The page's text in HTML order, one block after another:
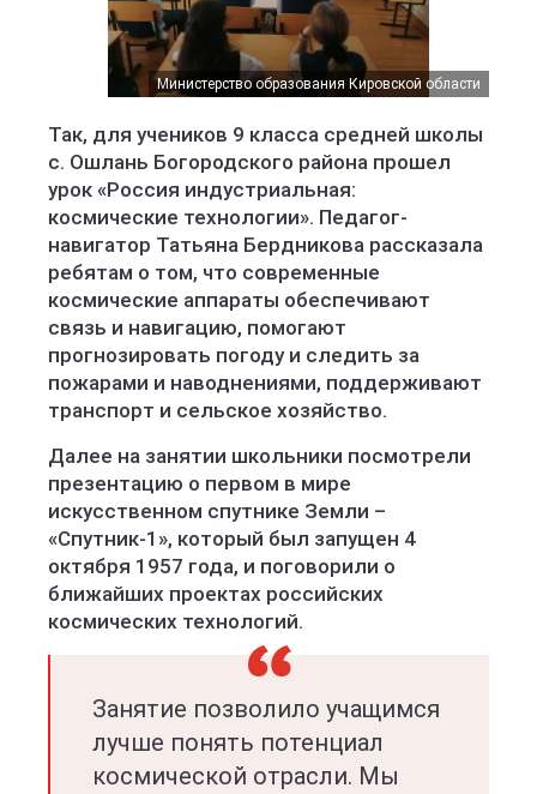
Министерство образования Кировской области
Так, для учеников 9 класса средней школы
с. Ошлань Богородского района прошел
урок «Россия индустриальная:
космические технологии». Педагог-
навигатор Татьяна Бердникова рассказала
ребятам о том, что современные
космические аппараты обеспечивают
связь и навигацию, помогают
прогнозировать погоду и следить за
пожарами и наводнениями, поддерживают
транспорт и сельское хозяйство.
Далее на занятии школьники посмотрели
презентацию о первом в мире
искусственном спутнике Земли –
«Спутник-1», который был запущен 4
октября 1957 года, и поговорили о
ближайших проектах российских
космических технологий.
Занятие позволило учащимся
лучше понять потенциал
космической отрасли. Мы